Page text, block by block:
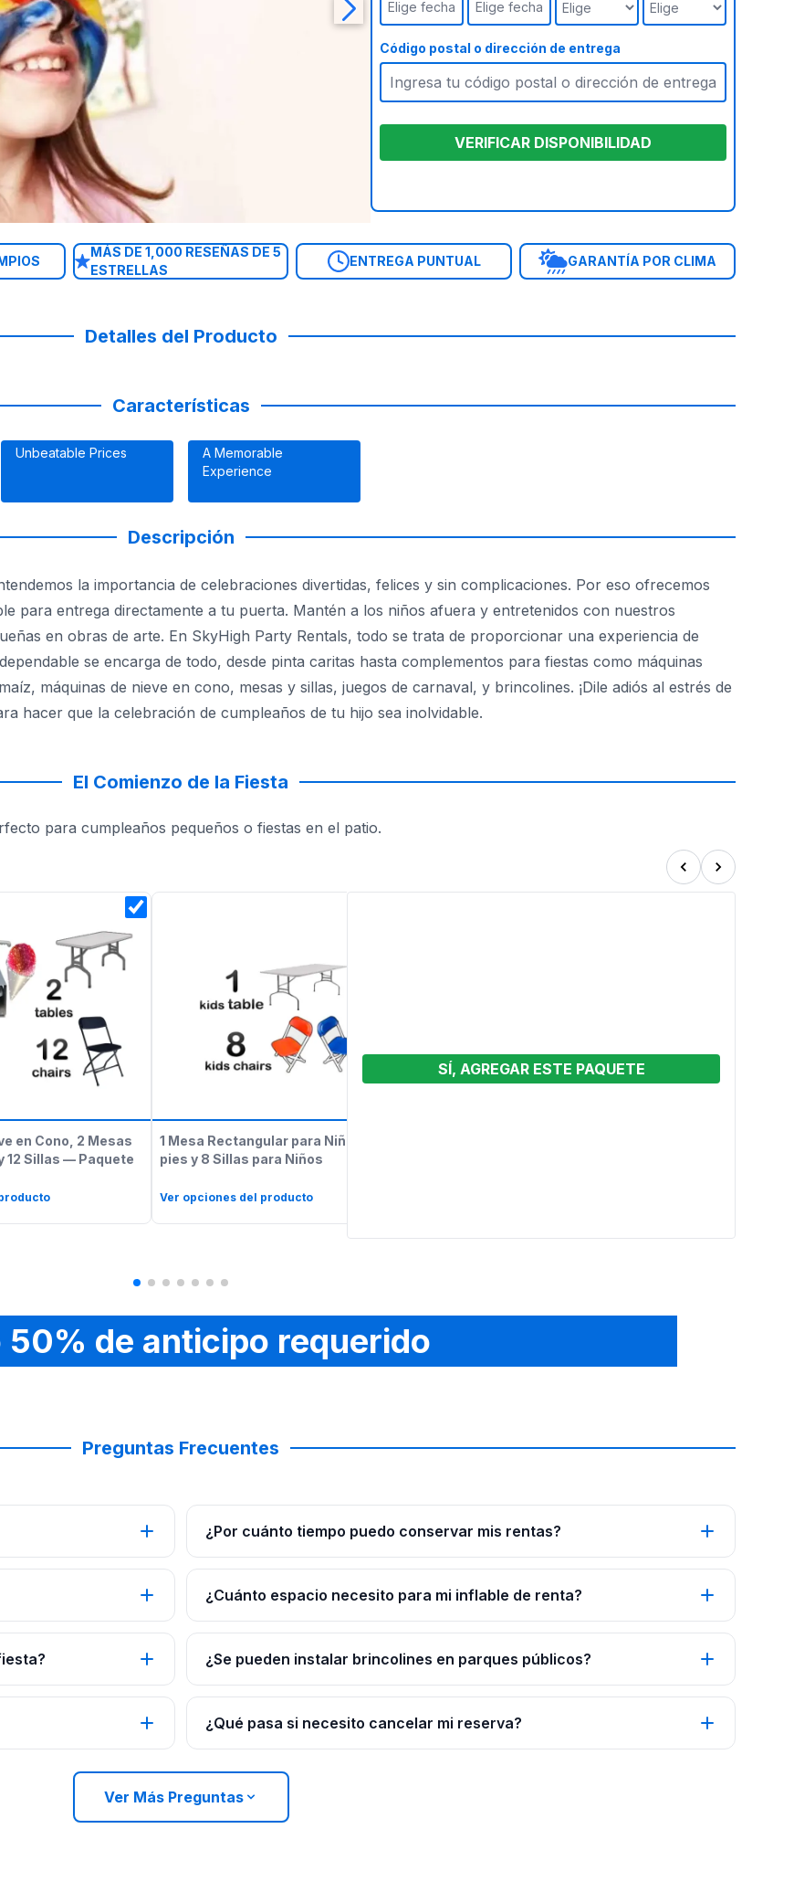
Elige fecha
Elige fecha
Código postal o dirección de entrega
VERIFICAR DISPONIBILIDAD
MÁS DE 1,000 RESEÑAS DE 5
ESTRELLAS
ENTREGA PUNTUAL GARANTÍA POR CLIMA
Detalles del Producto
Características
Unbeatable Prices
A Memorable
Experience
Descripción
la importancia de celebraciones divertidas, felices y sin complicaciones. Por eso ofrecemos
para entrega directamente a tu puerta. Mantén a los niños afuera y entretenidos con nuestros
en obras de arte. En SkyHigh Party Rentals, todo se trata de proporcionar una experiencia de
se encarga de todo, desde pinta caritas hasta complementos para fiestas como máquinas
máquinas de nieve en cono, mesas y sillas, juegos de carnaval, y brincolines. ¡Dile adiós al estrés de
hacer que la celebración de cumpleaños de tu hijo sea inolvidable.
una experiencia alegre y memorable. ¡Déjanos traer la diversión y la magia a tu próximo evento!
El Comienzo de la Fiesta
para cumpleaños pequeños o fiestas en el patio.
en Cono, 2 Mesas
12 Sillas — Paquete
1 Mesa Rectangular para Niños de 4
pies y 8 Sillas para Niños
Ver opciones del producto
SÍ, AGREGAR ESTE PAQUETE
50% de anticipo requerido
Preguntas Frecuentes
¿Por cuánto tiempo puedo conservar mis rentas?
¿Cuánto espacio necesito para mi inflable de renta?
¿Se pueden instalar brincolines en parques públicos?
¿Qué pasa si necesito cancelar mi reserva?
Ver Más Preguntas